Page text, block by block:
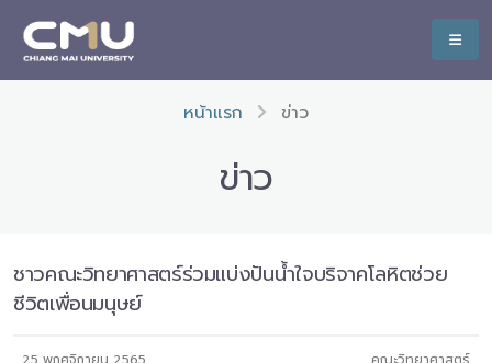
หน้าแรก ข่าว
ข่าว
ชาวคณะวิทยาศาสตร์ร่วมแบ่งปันน้ำใจบริจาคโลหิตช่วย
ชีวิตเพื่อนมนุษย์